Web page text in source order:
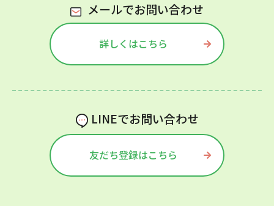
メールでお問い合わせ
詳しくはこちら
LINEでお問い合わせ
友だち登録はこちら